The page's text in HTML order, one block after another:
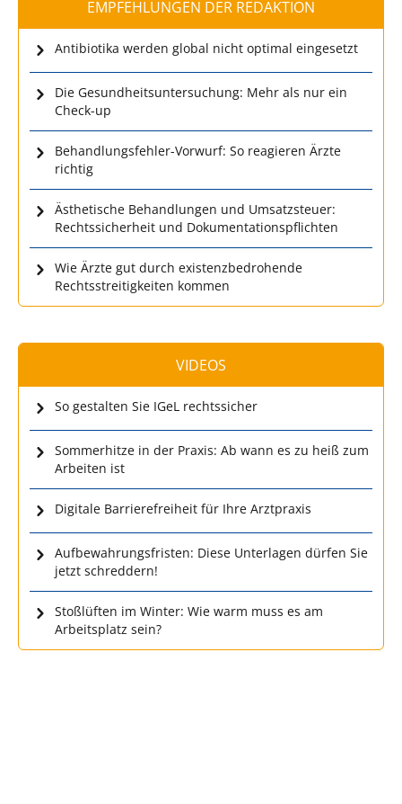
EMPFEHLUNGEN DER REDAKTION
Antibiotika werden global nicht optimal eingesetzt
Die Gesundheitsuntersuchung: Mehr als nur ein
Check-up
Behandlungsfehler-Vorwurf: So reagieren Ärzte
richtig
Ästhetische Behandlungen und Umsatzsteuer:
Rechtssicherheit und Dokumentationspflichten
Wie Ärzte gut durch existenzbedrohende
Rechtsstreitigkeiten kommen
VIDEOS
So gestalten Sie IGeL rechtssicher
Sommerhitze in der Praxis: Ab wann es zu heiß zum
Arbeiten ist
Digitale Barrierefreiheit für Ihre Arztpraxis
Aufbewahrungsfristen: Diese Unterlagen dürfen Sie
jetzt schreddern!
Stoßlüften im Winter: Wie warm muss es am
Arbeitsplatz sein?